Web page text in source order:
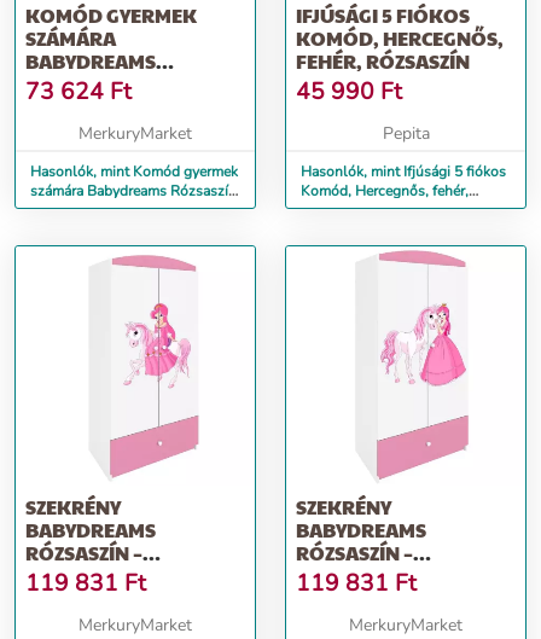
KOMÓD GYERMEK
SZÁMÁRA
BABYDREAMS
RÓZSASZÍN –
HERCEGNŐ 2
73 624 Ft
MerkuryMarket
Hasonlók, mint Komód gyermek
számára Babydreams Rózsaszín
– Hercegnő 2
IFJÚSÁGI 5 FIÓKOS
KOMÓD, HERCEGNŐS,
FEHÉR, RÓZSASZÍN
45 990 Ft
Pepita
Hasonlók, mint Ifjúsági 5 fiókos
Komód, Hercegnős, fehér,
rózsaszín
SZEKRÉNY
BABYDREAMS
RÓZSASZÍN –
HERCEGNŐ 1
119 831 Ft
MerkuryMarket
SZEKRÉNY
BABYDREAMS
RÓZSASZÍN –
HERCEGNŐ 2
119 831 Ft
MerkuryMarket